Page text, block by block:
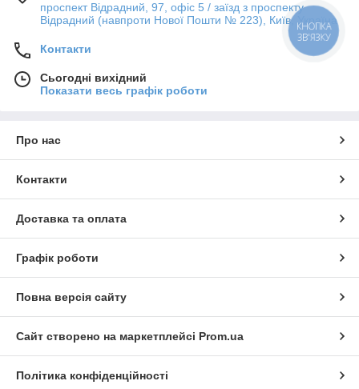
Види пакувального скотчу
Пакувальний скотч має поліпропіленову основу, товщиною 20
– 28 мікрометрів, на яку наноситься клейовий шар,
виробу. Загальна товщина виробу може бути від 30 до 58
проспект Відрадний, 97, офіс 5 / заїзд з проспекту
Відрадний (навпроти Нової Пошти № 223), Київ, Україна
Контакти
Сьогодні вихідний
Показати весь графік роботи
Про нас
Контакти
Доставка та оплата
Графік роботи
Повна версія сайту
Сайт створено на маркетплейсі Prom.ua
Політика конфіденційності
КНОПКА
ЗВ'ЯЗКУ